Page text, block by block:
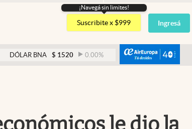
Argentina
España
México
USA
¡Navegá sin limites!
Suscribite x $999 Ingresá
BNA $ 1520 0.00% DÓLAR BLUE $ 1530